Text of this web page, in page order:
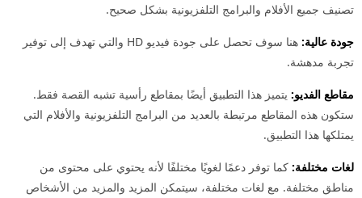
جميع الأفلام والبرامج التلفزيونية بشكل صحيح.
عالية:
هنا سوف تحصل على جودة فيديو HD والتي تهدف إلى توفير
مدهشة.
الفديو:يتميز هذا التطبيق أيضًا بمقاطع رأسية تشبه القصة فقط.
هذه المقاطع مرتبطة بالعديد من البرامج التلفزيونية والأفلام التي
هذا التطبيق.
مختلفة:كما توفر دعمًا لغويًا مختلفًا لأنه يحتوي على محتوى من
مختلفة. مع لغات مختلفة، سيتمكن المزيد والمزيد من الأشخاص